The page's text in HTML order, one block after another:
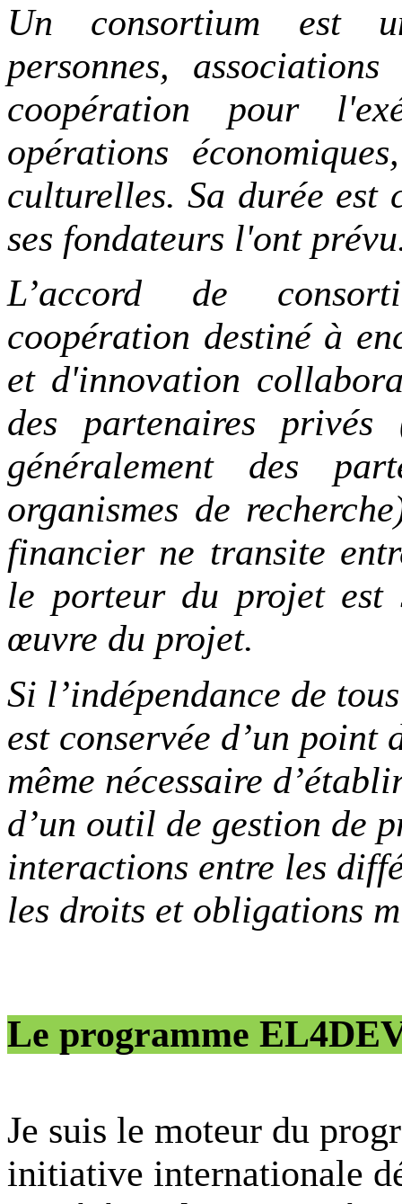
Un consortium est
personnes,
coopération pour
opérations
culturelles. Sa durée
ses fondateurs l'ont
L’accord de
coopération destiné à
et d'innovation
des partenaires privés
généralement des
organismes de
financier ne transite
le porteur du projet est
œuvre du projet.
Si l’indépendance de
est conservée d’un
même nécessaire
d’un outil de gestion de
interactions entre les
les droits et obligations
Le programme
Je suis le moteur du
initiative internationale